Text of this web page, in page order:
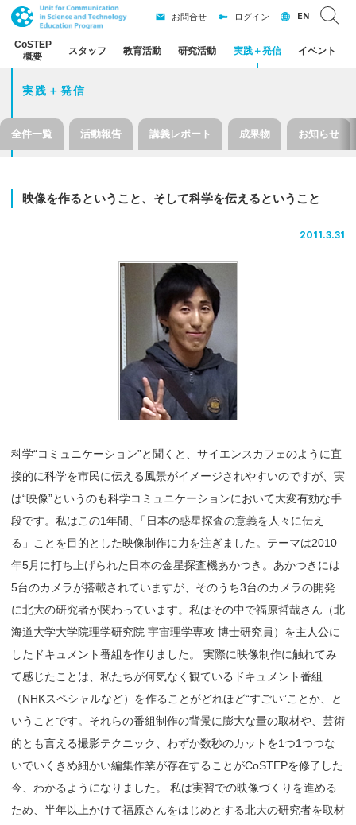
CoSTEP
概要
スタッフ 教育活動 研究活動 実践＋発信 イベント
お問合せ ログイン EN
実践＋発信
全件一覧 活動報告 講義レポート 成果物 お知らせ
映像を作るということ、 そして科学を伝えるということ
2011.3.31
科学“コミュニケーション”と聞くと、サイエンスカフェのように直
接的に科学を市民に伝える風景がイメージされやすいのですが、実
は“映像”というのも科学コミュニケーションにおいて大変有効な手
段です。私はこの1年間
「日本の惑星探査の意義を人々に伝え
る」ことを目的とした映像制作に力を注ぎました。テーマは2010
年5月に打ち上げられた日本の金星探査機あかつき。あかつきには
5台のカメラが搭載されていますが、そのうち3台のカメラの開発
に北大の研究者が関わっています。私はその中で福原哲哉さん（北
海道大学大学院理学研究院 宇宙理学専攻 博士研究員）を主人公に
したドキュメント番組を作りました。 実際に映像制作に触れてみ
て感じたことは、私たちが何気なく観ているドキュメント番組
（NHKスペシャルなど）を作ることがどれほど“すごい”ことか、と
いうことです。それらの番組制作の背景に膨大な量の取材や、芸術
的とも言える撮影テクニック、わずか数秒のカットを1つ1つつな
いでいくきめ細かい編集作業が存在することがCoSTEPを修了した
今、わかるようになりました。 私は実習での映像づくりを進める
ため、半年以上かけて福原さんをはじめとする北大の研究者を取材